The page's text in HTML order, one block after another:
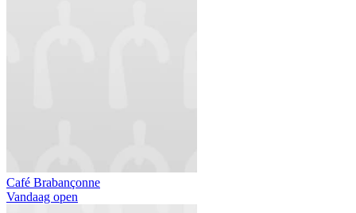
Café Brabançonne
Vandaag open